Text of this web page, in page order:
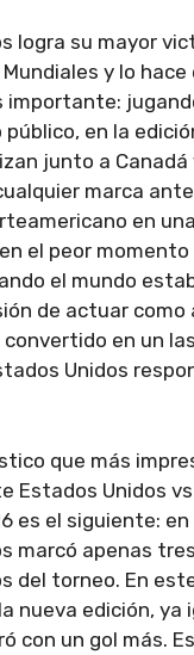
logra su mayor
y lo hace
importante:
en la
junto a Canadá
marca
en
el peor
el mundo
de actuar como
en un
Unidos
que más
Estados Unidos
es el siguiente:
marcó apenas
del torneo. En
nueva edición, ya
con un gol más.